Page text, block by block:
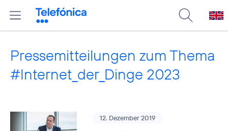
Pressemitteilungen zum Thema
#Internet_der_Dinge 2023
12. Dezember 2019